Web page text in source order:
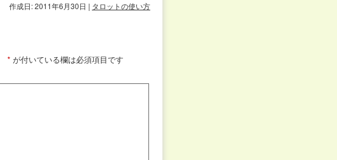
作成日: 2011年6月30日 | タロットの使い方
* が付いている欄は必須項目です